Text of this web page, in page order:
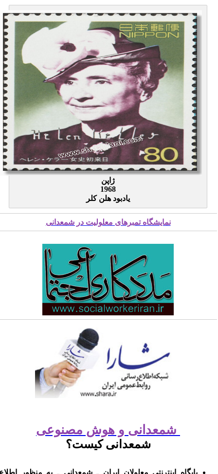
ژاپن
1968
یادبود هلن کلر
نمایشگاه تمبرهای معلولیت در شمعدانی
شمعدانی و هوش مصنوعی
شمعدانی کیست؟
پایگاه اینترنتی معلولان ایران ـ شمعدانی ـ به منظور اطلاع